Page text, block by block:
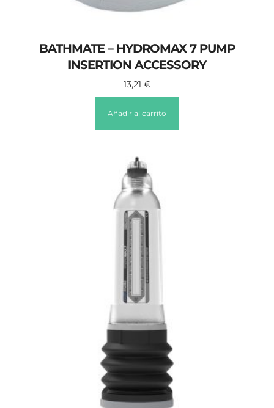
BATHMATE – HYDROMAX 7 PUMP
INSERTION ACCESSORY
13,21 €
Añadir al carrito